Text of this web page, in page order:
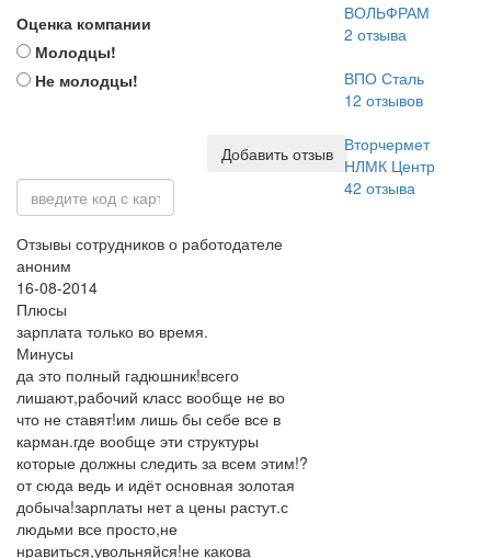
Оценка компании
Молодцы!
Не молодцы!
Добавить отзыв
Отзывы сотрудников о работодателе
аноним
16-08-2014
Плюсы
зарплата только во время.
Минусы
да это полный гадюшник!всего
лишают,рабочий класс вообще не во
что не ставят!им лишь бы себе все в
карман.где вообще эти структуры
которые должны следить за всем этим!?
от сюда ведь и идёт основная золотая
добыча!зарплаты нет а цены растут.с
людьми все просто,не
нравиться,увольняйся!не какова
ВОЛЬФРАМ
2 отзыва
ВПО Сталь
12 отзывов
Вторчермет
НЛМК Центр
42 отзыва